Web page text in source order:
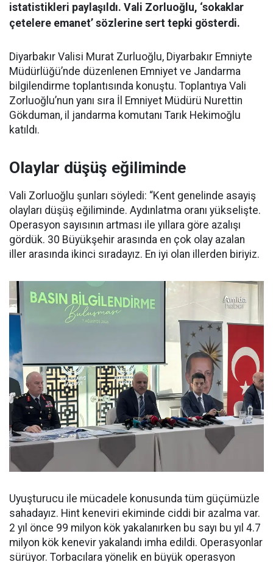
istatistikleri paylaşıldı. Vali Zorluoğlu, ‘sokaklar
çetelere emanet’ sözlerine sert tepki gösterdi.
Diyarbakır Valisi Murat Zurluoğlu, Diyarbakır Emniyte
Müdürlüğü’nde düzenlenen Emniyet ve Jandarma
bilgilendirme toplantısında konuştu. Toplantıya Vali
Zorluoğlu’nun yanı sıra İl Emniyet Müdürü Nurettin
Gökduman, il jandarma komutanı Tarık Hekimoğlu
katıldı.
Olaylar düşüş eğiliminde
Vali Zorluoğlu şunları söyledi: “Kent genelinde asayiş
olayları düşüş eğiliminde. Aydınlatma oranı yükselişte.
Operasyon sayısının artması ile yıllara göre azalışı
gördük. 30 Büyükşehir arasında en çok olay azalan
iller arasında ikinci sıradayız. En iyi olan illerden biriyiz.
Uyuşturucu ile mücadele konusunda tüm güçümüzle
sahadayız. Hint keneviri ekiminde ciddi bir azalma var.
2 yıl önce 99 milyon kök yakalanırken bu sayı bu yıl 4.7
milyon kök kenevir yakalandı imha edildi. Operasyonlar
sürüyor. Torbacılara yönelik en büyük operasyon